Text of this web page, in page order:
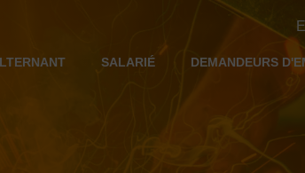
SALARIÉ DEMANDEURS